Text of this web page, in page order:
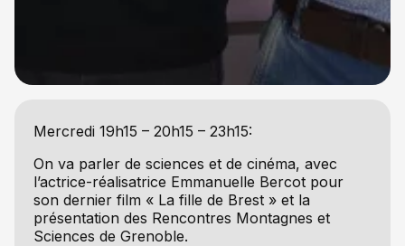
Mercredi 19h15 – 20h15 – 23h15:
On va parler de sciences et de cinéma, avec
l’actrice-réalisatrice Emmanuelle Bercot pour
son dernier film « La fille de Brest » et la
présentation des Rencontres Montagnes et
Sciences de Grenoble.